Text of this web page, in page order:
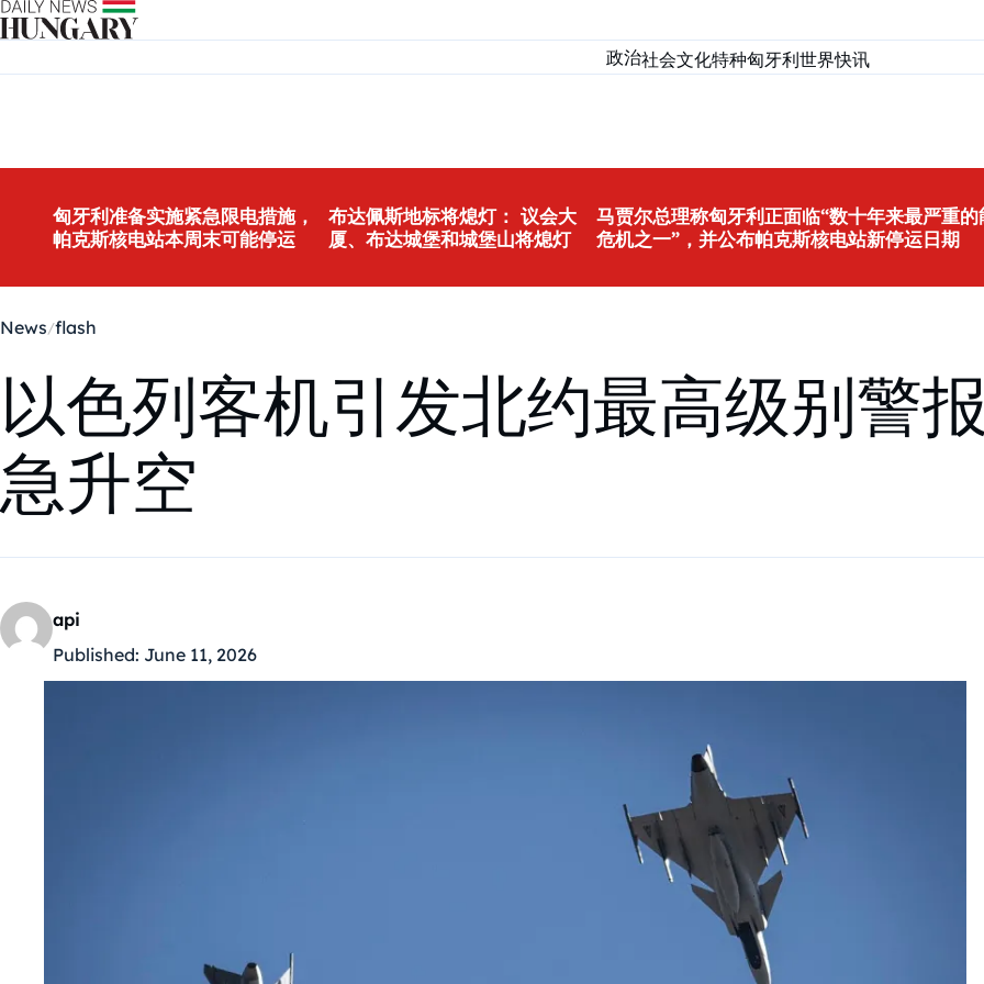
Skip to content
政治社会文化特种匈牙利世界快讯
匈牙利准备实施紧急限电措施，
帕克斯核电站本周末可能停运
布达佩斯地标将熄灯： 议会大
厦、布达城堡和城堡山将熄灯
马贾尔总理称匈牙利正面临“数十年来最严重的
危机之一”，并公布帕克斯核电站新停运日期
News flash
以色列客机引发北约最高级别警
急升空
api
Published: June 11, 2026